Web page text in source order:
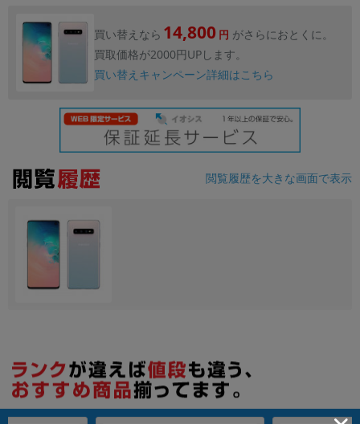
買い替えなら 14,800 円 がさらにおとくに。
買取価格が2000円UPします。
買い替えキャンペーン詳細はこちら
閲覧履歴を大きな画面で表示